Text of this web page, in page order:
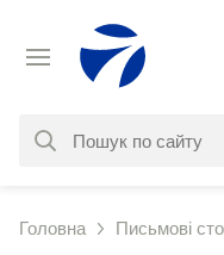
знайдено.
Головна Письмові